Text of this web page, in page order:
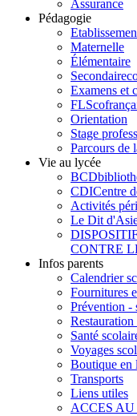
Assurance
Pédagogie
Maternelle
Élémentaire
Secondaire
Examens et
FLSco
Orientation
Stage
Parcours de
Vie au lycée
BCD
CDICentre
Activités
Le Dit
CONTRE
Infos parents
Calendrier
Fournitures
Prévention -
Restauration
Santé
Voyages
Boutique en
Transports
Liens utiles
ACCES